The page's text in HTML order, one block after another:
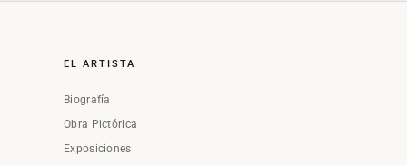
EL ARTISTA
Biografía
Obra Pictórica
Exposiciones